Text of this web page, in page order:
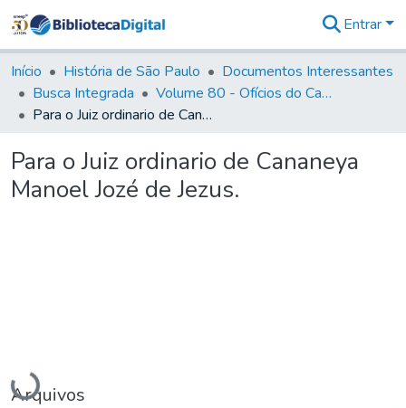
&
Coleções
Tudo na
Biblioteca
Estatísticas
Entrar
Início História de São Paulo
Documentos Interessantes
Busca Integrada
Volume 80 - Ofícios do Capitão General Martim Lopes Lobo de Saldanha (1777-1780)
Para o Juiz ordinario de Cananeya Manoel Jozé de Jezus.
Para o Juiz ordinario de Cananeya
Manoel Jozé de Jezus.
Carregando...
Arquivos